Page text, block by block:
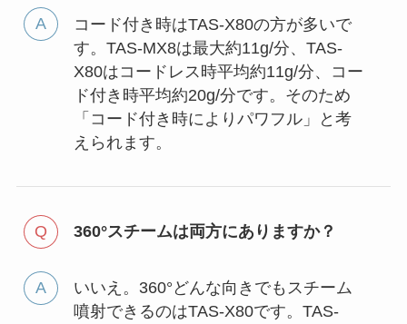
コード付き時はTAS-X80の方が多いで
す。TAS-MX8は最大約11g/分、TAS-
X80はコードレス時平均約11g/分、コー
ド付き時平均約20g/分です。そのため
「コード付き時によりパワフル」と考
えられます。
360°スチームは両方にありますか？
いいえ。360°どんな向きでもスチーム
噴射できるのはTAS-X80です。TAS-